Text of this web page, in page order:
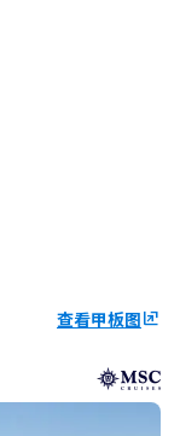
查看甲板图ungroup